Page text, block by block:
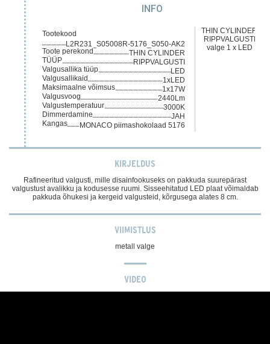
INFO
Tootekood
L2R231_S05008R-5176_S050-AK2
Toote perekond
THIN CYLINDER
TÜÜP
RIPPVALGUSTI
Valgusallika tüüp
LED
Valgusallikaid
1xLED
Maksimaalne võimsus
1x17W
Valgusvoog
2440Lm
Valgustemperatuur
3000K
Dimmerdamine
JAH
Kangas
MONACO piimashokolaad 5176
THIN CYLINDER
RIPPVALGUSTI
valge 1 x LED
KIRJELDUS
Rafineeritud valgusti, mille disainfookuseks on pakkuda suurepärast
valgustust avalikku ja kodusesse ruumi. Sisseehitatud LED plaat võimaldab
pakkuda õhukesi ja kergeid valgusteid, kõrgusega alates 8 cm.
VIIMISTLUS
metall valge
VIDEO